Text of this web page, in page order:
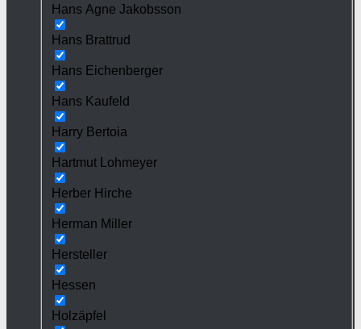
Hans Agne Jakobsson
Hans Brattrud
Hans Eichenberger
Hans Kaufeld
Harry Bertoia
Hartmut Lohmeyer
Herber Hirche
Herman Miller
Hersteller
Hessen
Holzäpfel